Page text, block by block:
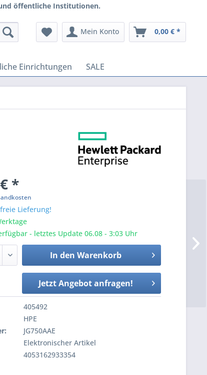
öffentliche Institutionen.
Mein Konto 0,00 € *
Einrichtungen SALE
*
Lieferung!
- letztes Update 06.08 - 3:03 Uhr
In den Warenkorb
Jetzt Angebot anfragen!
405492
HPE
JG750AAE
Elektronischer Artikel
4053162933354